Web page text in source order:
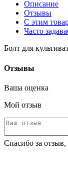
Описание
Отзывы
С этим
Часто
Болт для
Отзывы
Ваша оценка
Мой отзыв
Спасибо за